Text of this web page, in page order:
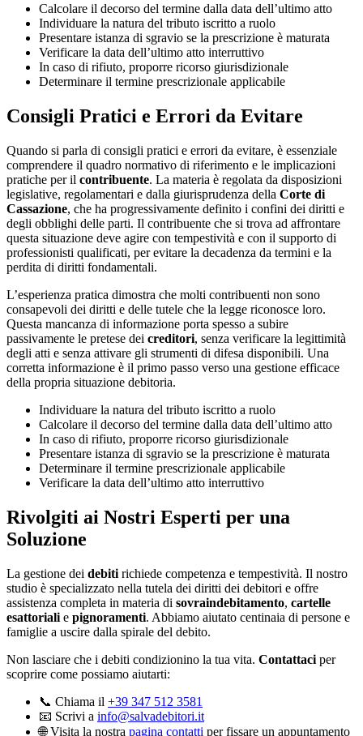
Calcolare il decorso del termine dalla data dell’ultimo atto
Individuare la natura del tributo iscritto a ruolo
Presentare istanza di sgravio se la prescrizione è maturata
Verificare la data dell’ultimo atto interruttivo
In caso di rifiuto, proporre ricorso giurisdizionale
Determinare il termine prescrizionale applicabile
Consigli Pratici e Errori da Evitare
Quando si parla di consigli pratici e errori da evitare, è essenziale
comprendere il quadro normativo di riferimento e le implicazioni
pratiche per il contribuente. La materia è regolata da disposizioni
legislative, regolamentari e dalla giurisprudenza della Corte di
Cassazione, che ha progressivamente definito i confini dei diritti e
degli obblighi delle parti. Il contribuente che si trova ad affrontare
questa situazione deve agire con tempestività e con il supporto di
professionisti qualificati, per evitare la decadenza da termini e la
perdita di diritti fondamentali.
L’esperienza pratica dimostra che molti contribuenti non sono
consapevoli dei diritti e delle tutele che la legge riconosce loro.
Questa mancanza di informazione porta spesso a subire
passivamente le pretese dei creditori, senza verificare la legittimità
degli atti e senza attivare gli strumenti di difesa disponibili. Una
corretta informazione è il primo passo verso una gestione efficace
della propria situazione debitoria.
Individuare la natura del tributo iscritto a ruolo
Calcolare il decorso del termine dalla data dell’ultimo atto
In caso di rifiuto, proporre ricorso giurisdizionale
Presentare istanza di sgravio se la prescrizione è maturata
Determinare il termine prescrizionale applicabile
Verificare la data dell’ultimo atto interruttivo
Rivolgiti ai Nostri Esperti per una
Soluzione
La gestione dei debiti richiede competenza e tempestività. Il nostro
studio è specializzato nella tutela dei diritti dei debitori e offre
assistenza completa in materia di sovraindebitamento, cartelle
esattoriali e pignoramenti. Abbiamo aiutato centinaia di persone e
famiglie a uscire dalla spirale del debito.
Non lasciare che i debiti condizionino la tua vita. Contattaci per
scoprire come possiamo aiutarti:
📞 Chiama il +39 347 512 3581
📧 Scrivi a info@salvadebitori.it
🌐 Visita la nostra pagina contatti per fissare un appuntamento